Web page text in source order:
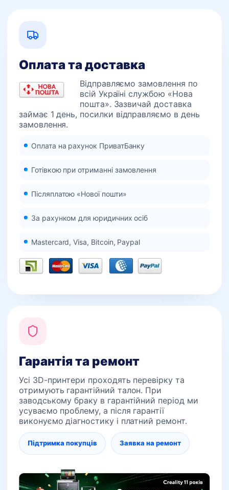
Оплата та доставка
Відправляємо замовлення по
всій Україні службою «Нова
пошта». Зазвичай доставка
займає 1 день, посилки відправляємо в день
замовлення.
Оплата на рахунок ПриватБанку
Готівкою при отриманні замовлення
Післяплатою «Нової пошти»
За рахунком для юридичних осіб
Mastercard, Visa, Bitcoin, Paypal
Гарантія та ремонт
Усі 3D-принтери проходять перевірку та
отримують гарантійний талон. При
заводському браку в гарантійний період ми
усуваємо проблему, а після гарантії
виконуємо діагностику і платний ремонт.
Підтримка покупців Заявка на ремонт